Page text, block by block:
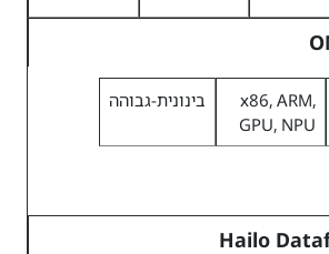
x86, ARM,
GPU, NPU
בינונית-גבוהה
Hailo